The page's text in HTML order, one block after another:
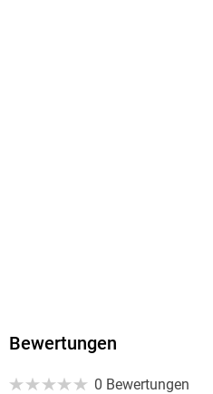
Bewertungen
0 Bewertungen